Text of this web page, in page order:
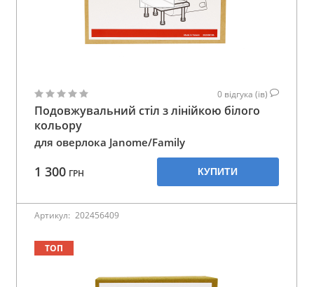
0 відгука (ів)
Подовжувальний стіл з лінійкою білого
кольору
для оверлока Janome/Family
1 300 ГРН КУПИТИ
Артикул: 202456409
ТОП